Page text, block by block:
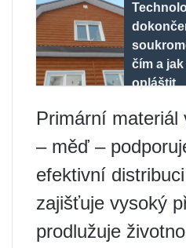
čím a
opláštit
Primární materiál
– měď –
efektivní
zajišťuje vysoký
prodlužuje